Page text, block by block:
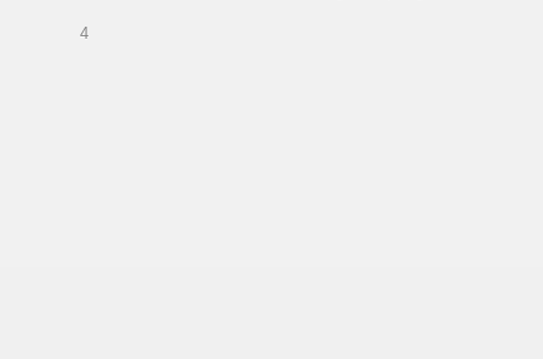
4